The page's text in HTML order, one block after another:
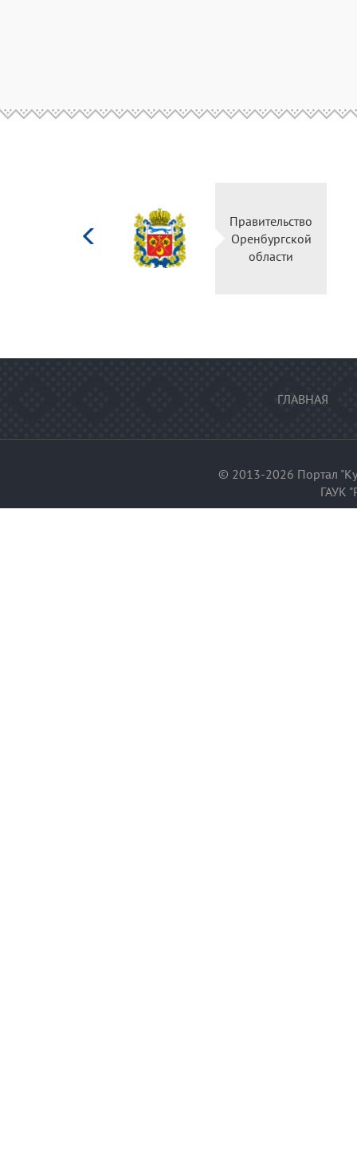
Правительство
Оренбургской
области
ГЛАВНАЯ
© 2013-2026 Портал
ГАУК